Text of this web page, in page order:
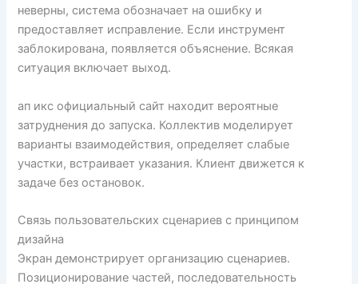
неверны, система обозначает на ошибку и
предоставляет исправление. Если инструмент
заблокирована, появляется объяснение. Всякая
ситуация включает выход.
ап икс официальный сайт находит вероятные
затруднения до запуска. Коллектив моделирует
варианты взаимодействия, определяет слабые
участки, встраивает указания. Клиент движется к
задаче без остановок.
Связь пользовательских сценариев с принципом
дизайна
Экран демонстрирует организацию сценариев.
Позиционирование частей, последовательность